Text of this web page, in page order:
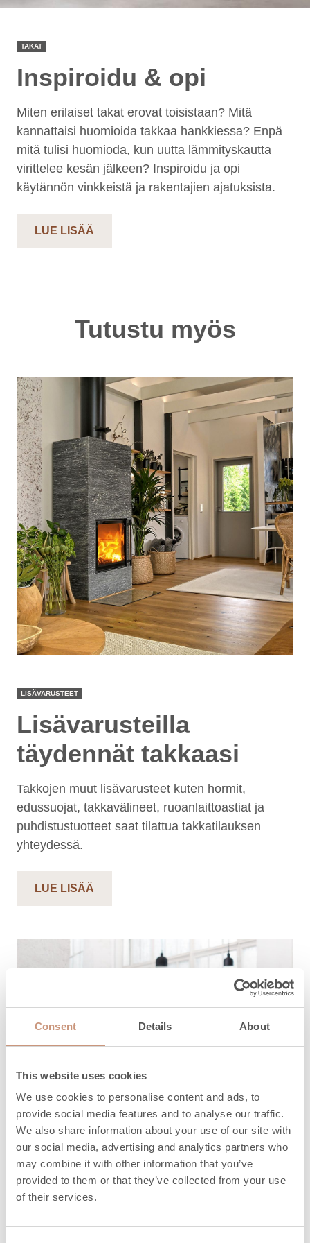
Consent Details About
This website uses cookies
We use cookies to personalise content and ads, to
provide social media features and to analyse our traffic.
We also share information about your use of our site with
our social media, advertising and analytics partners who
may combine it with other information that you’ve
provided to them or that they’ve collected from your use
of their services.
TAKAT
Inspiroidu & opi
Miten erilaiset takat erovat toisistaan? Mitä
kannattaisi huomioida takkaa hankkiessa? Enpä
mitä tulisi huomioda, kun uutta lämmityskautta
virittelee kesän jälkeen? Inspiroidu ja opi
käytännön vinkkeistä ja rakentajien ajatuksista.
LUE LISÄÄ
Tutustu myös
LISÄVARUSTEET
Lisävarusteilla
täydennät takkaasi
Takkojen muut lisävarusteet kuten hormit,
edussuojat, takkavälineet, ruoanlaittoastiat ja
puhdistustuotteet saat tilattua takkatilauksen
yhteydessä.
LUE LISÄÄ